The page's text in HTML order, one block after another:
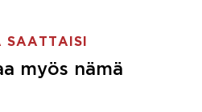
SAATTAISI
myös nämä